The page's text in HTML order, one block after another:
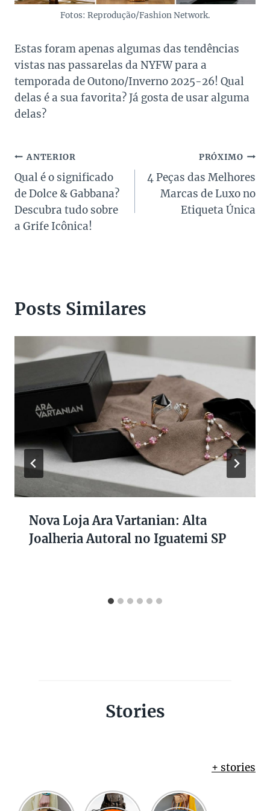
Fotos: Reprodução/Fashion Network.
Estas foram apenas algumas das tendências
vistas nas passarelas da NYFW para a
temporada de Outono/Inverno 2025-26! Qual
delas é a sua favorita? Já gosta de usar alguma
delas?
Navegação
de
Post
ANTERIOR
Qual é o significado
de Dolce & Gabbana?
Descubra tudo sobre
a Grife Icônica!
PRÓXIMO
4 Peças das Melhores
Marcas de Luxo no
Etiqueta Única
Posts Similares
Nova Loja Ara Vartanian: Alta
Joalheria Autoral no Iguatemi SP
Stories
+ stories